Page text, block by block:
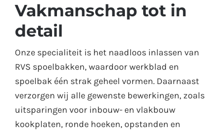
Vakmanschap tot in
detail
Onze specialiteit is het naadloos inlassen van
RVS spoelbakken, waardoor werkblad en
spoelbak één strak geheel vormen. Daarnaast
verzorgen wij alle gewenste bewerkingen, zoals
uitsparingen voor inbouw- en vlakbouw
kookplaten, ronde hoeken, opstanden en